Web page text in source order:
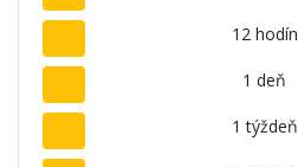
12 hodín
1 deň
1 týždeň